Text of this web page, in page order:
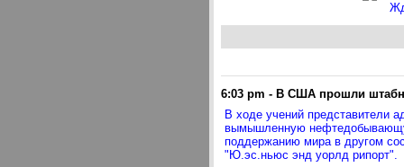
6:03 pm - В США прошли
В ходе учений представители
вымышленную
поддержанию мира в другом
"Ю.эс.ньюс энд уорлд рипорт".